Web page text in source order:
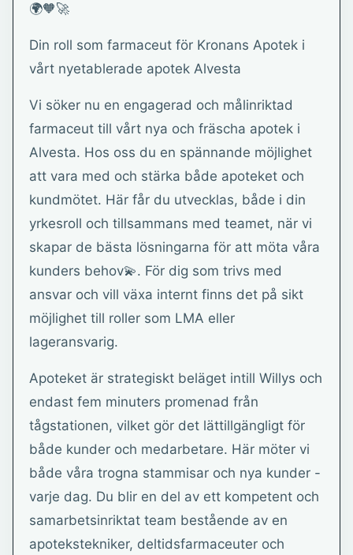
🌍🧡🚀
Din roll som farmaceut för Kronans Apotek i
vårt nyetablerade apotek Alvesta
Vi söker nu en engagerad och målinriktad
farmaceut till vårt nya och fräscha apotek i
Alvesta. Hos oss du en spännande möjlighet
att vara med och stärka både apoteket och
kundmötet. Här får du utvecklas, både i din
yrkesroll och tillsammans med teamet, när vi
skapar de bästa lösningarna för att möta våra
kunders behov💫. För dig som trivs med
ansvar och vill växa internt finns det på sikt
möjlighet till roller som LMA eller
lageransvarig.
Apoteket är strategiskt beläget intill Willys och
endast fem minuters promenad från
tågstationen, vilket gör det lättillgängligt för
både kunder och medarbetare. Här möter vi
både våra trogna stammisar och nya kunder -
varje dag. Du blir en del av ett kompetent och
samarbetsinriktat team bestående av en
apotekstekniker, deltidsfarmaceuter och